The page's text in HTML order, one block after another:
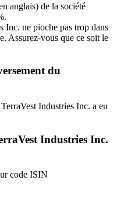
anglais) de la société
Inc. ne pioche pas trop dans
Assurez-vous que ce soit le
du
Industries Inc. a eu
Industries Inc.
code ISIN